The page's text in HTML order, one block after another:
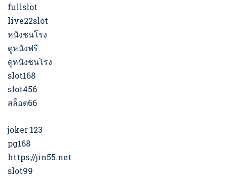
fullslot
live22slot
หนังชนโรง
ดูหนังฟรี
ดูหนังชนโรง
slot168
slot456
สล็อต66
joker 123
pg168
https://jin55.net
slot99